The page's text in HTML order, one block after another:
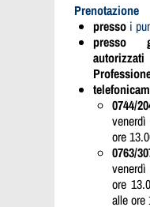
Prenotazione
presso i
presso
0744/
ore
0763/
ore
alle ore